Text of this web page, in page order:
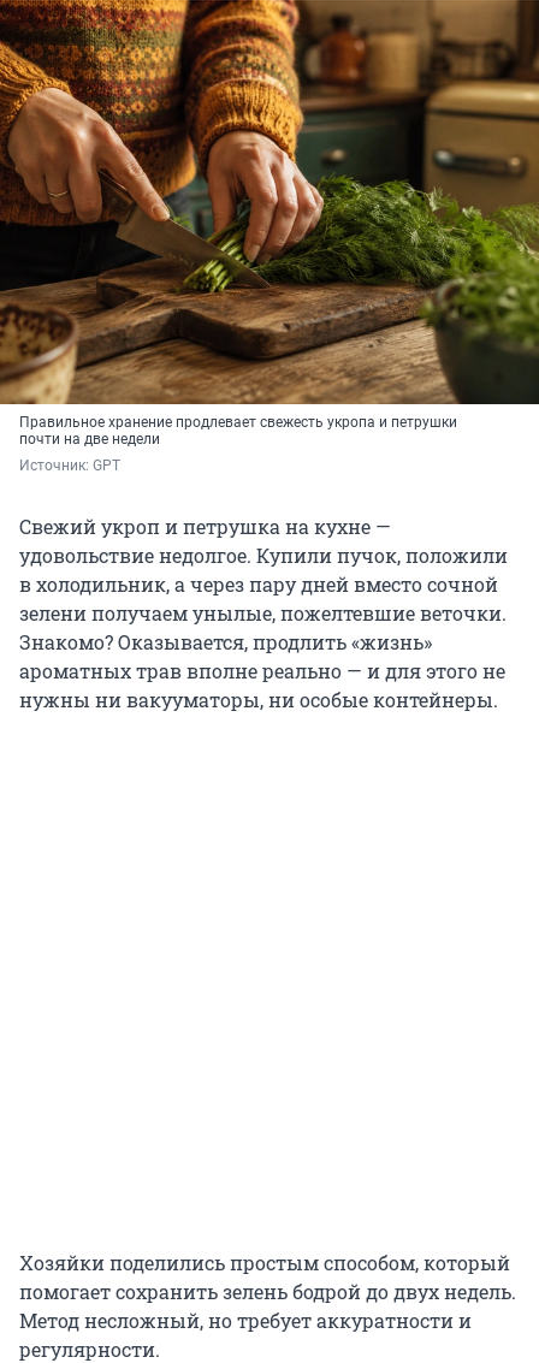
Правильное хранение продлевает свежесть укропа и петрушки
почти на две недели
Источник: GPT
Свежий укроп и петрушка на кухне —
удовольствие недолгое. Купили пучок, положили
в холодильник, а через пару дней вместо сочной
зелени получаем унылые, пожелтевшие веточки.
Знакомо? Оказывается, продлить «жизнь»
ароматных трав вполне реально — и для этого не
нужны ни вакууматоры, ни особые контейнеры.
Хозяйки поделились простым способом, который
помогает сохранить зелень бодрой до двух недель.
Метод несложный, но требует аккуратности и
регулярности.